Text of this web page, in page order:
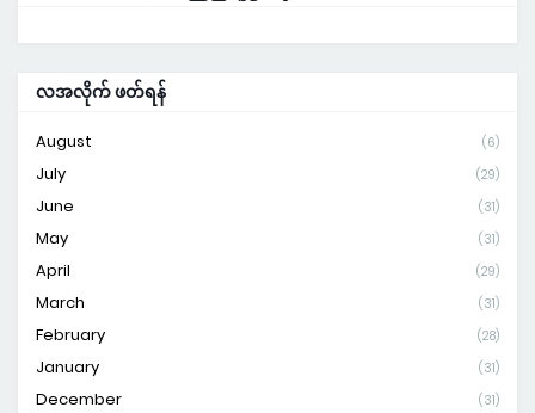
လအလိုက် ဖတ်ရန်
August (6)
July (29)
June (31)
May (31)
April (29)
March (31)
February (28)
January (31)
December (31)